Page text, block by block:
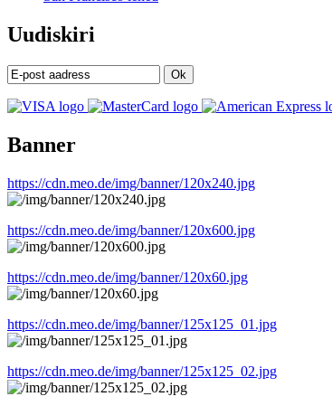
Uudiskiri
Ok
Banner
https://cdn.meo.de/img/banner/120x240.jpg
https://cdn.meo.de/img/banner/120x600.jpg
https://cdn.meo.de/img/banner/120x60.jpg
https://cdn.meo.de/img/banner/125x125_01.jpg
https://cdn.meo.de/img/banner/125x125_02.jpg